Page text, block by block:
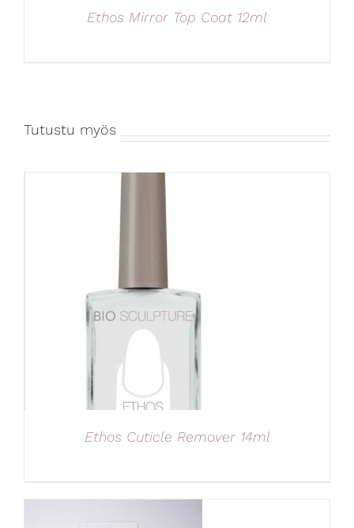
Ethos Mirror Top Coat 12ml
Tutustu myös
Ethos Cuticle Remover 14ml